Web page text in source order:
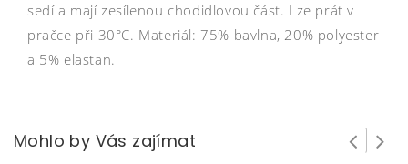
sedí a mají zesílenou chodidlovou část. Lze prát v
pračce při 30°C. Materiál: 75% bavlna, 20% polyester
a 5% elastan.
Mohlo by Vás zajímat